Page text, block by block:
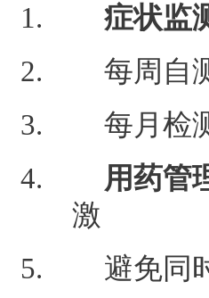
症状监
每周自
每月检
用药管
激
避免同